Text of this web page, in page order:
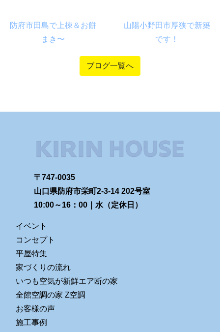
防府市田島で上棟＆お餅
まき〜
山陽小野田市厚狭で新築
です！
ブログ一覧へ
〒747-0035
山口県防府市栄町2-3-14 202号室
10:00～16：00｜水（定休日）
イベント
コンセプト
平屋特集
家づくりの流れ
いつも空気が新鮮エア断の家
全館空調の家 Z空調
お客様の声
施工事例